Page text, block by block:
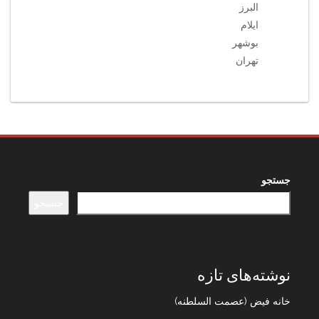
البرز
ایلام
بوشهر
تهران
جستجو
نوشته‌های تازه
خانه فیض (عصمت السلطنه)